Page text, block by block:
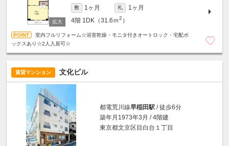
敷 1ヶ月 礼
1ヶ月
4階 1DK（31.6ｍ2 ）
室内フルリフォーム☆浴室乾燥・モニタ付きオートロック・宅配ボ
ックスあり☆2人入居可☆
賃貸マンション 文化ビル
都電荒川線早稲田駅 / 徒歩6分
築年月1973年3月 / 4階建
東京都文京区目白台１丁目